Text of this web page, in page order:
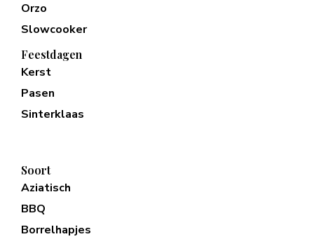
Orzo
Slowcooker
Feestdagen
Kerst
Pasen
Sinterklaas
Soort
Aziatisch
BBQ
Borrelhapjes